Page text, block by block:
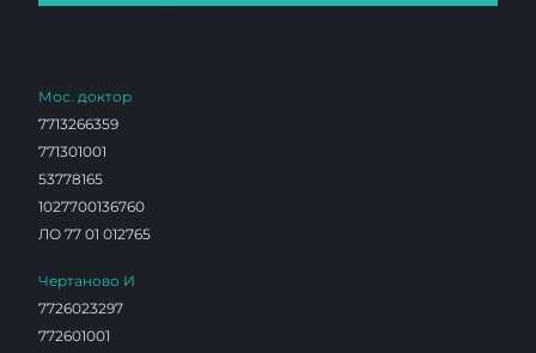
Мос. доктор
7713266359
771301001
53778165
1027700136760
ЛО 77 01 012765
Чертаново И
7726023297
772601001